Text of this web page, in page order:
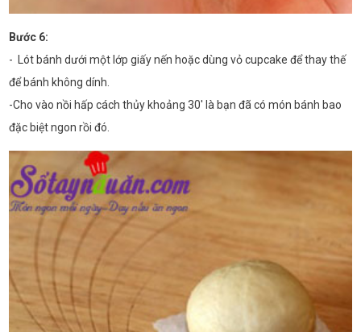
Bước 6:
- Lót bánh dưới một lớp giấy nến hoặc dùng vỏ cupcake để thay thế
để bánh không dính.
-Cho vào nồi hấp cách thủy khoảng 30' là bạn đã có món bánh bao
đặc biệt ngon rồi đó.